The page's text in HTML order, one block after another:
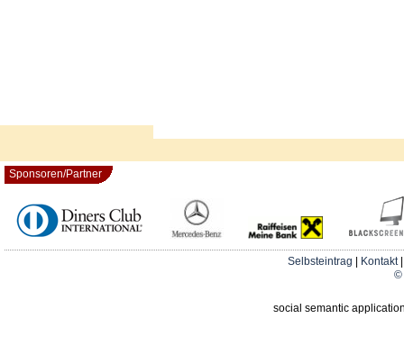
Sponsoren/Partner
Selbsteintrag Kontakt
©
social semantic